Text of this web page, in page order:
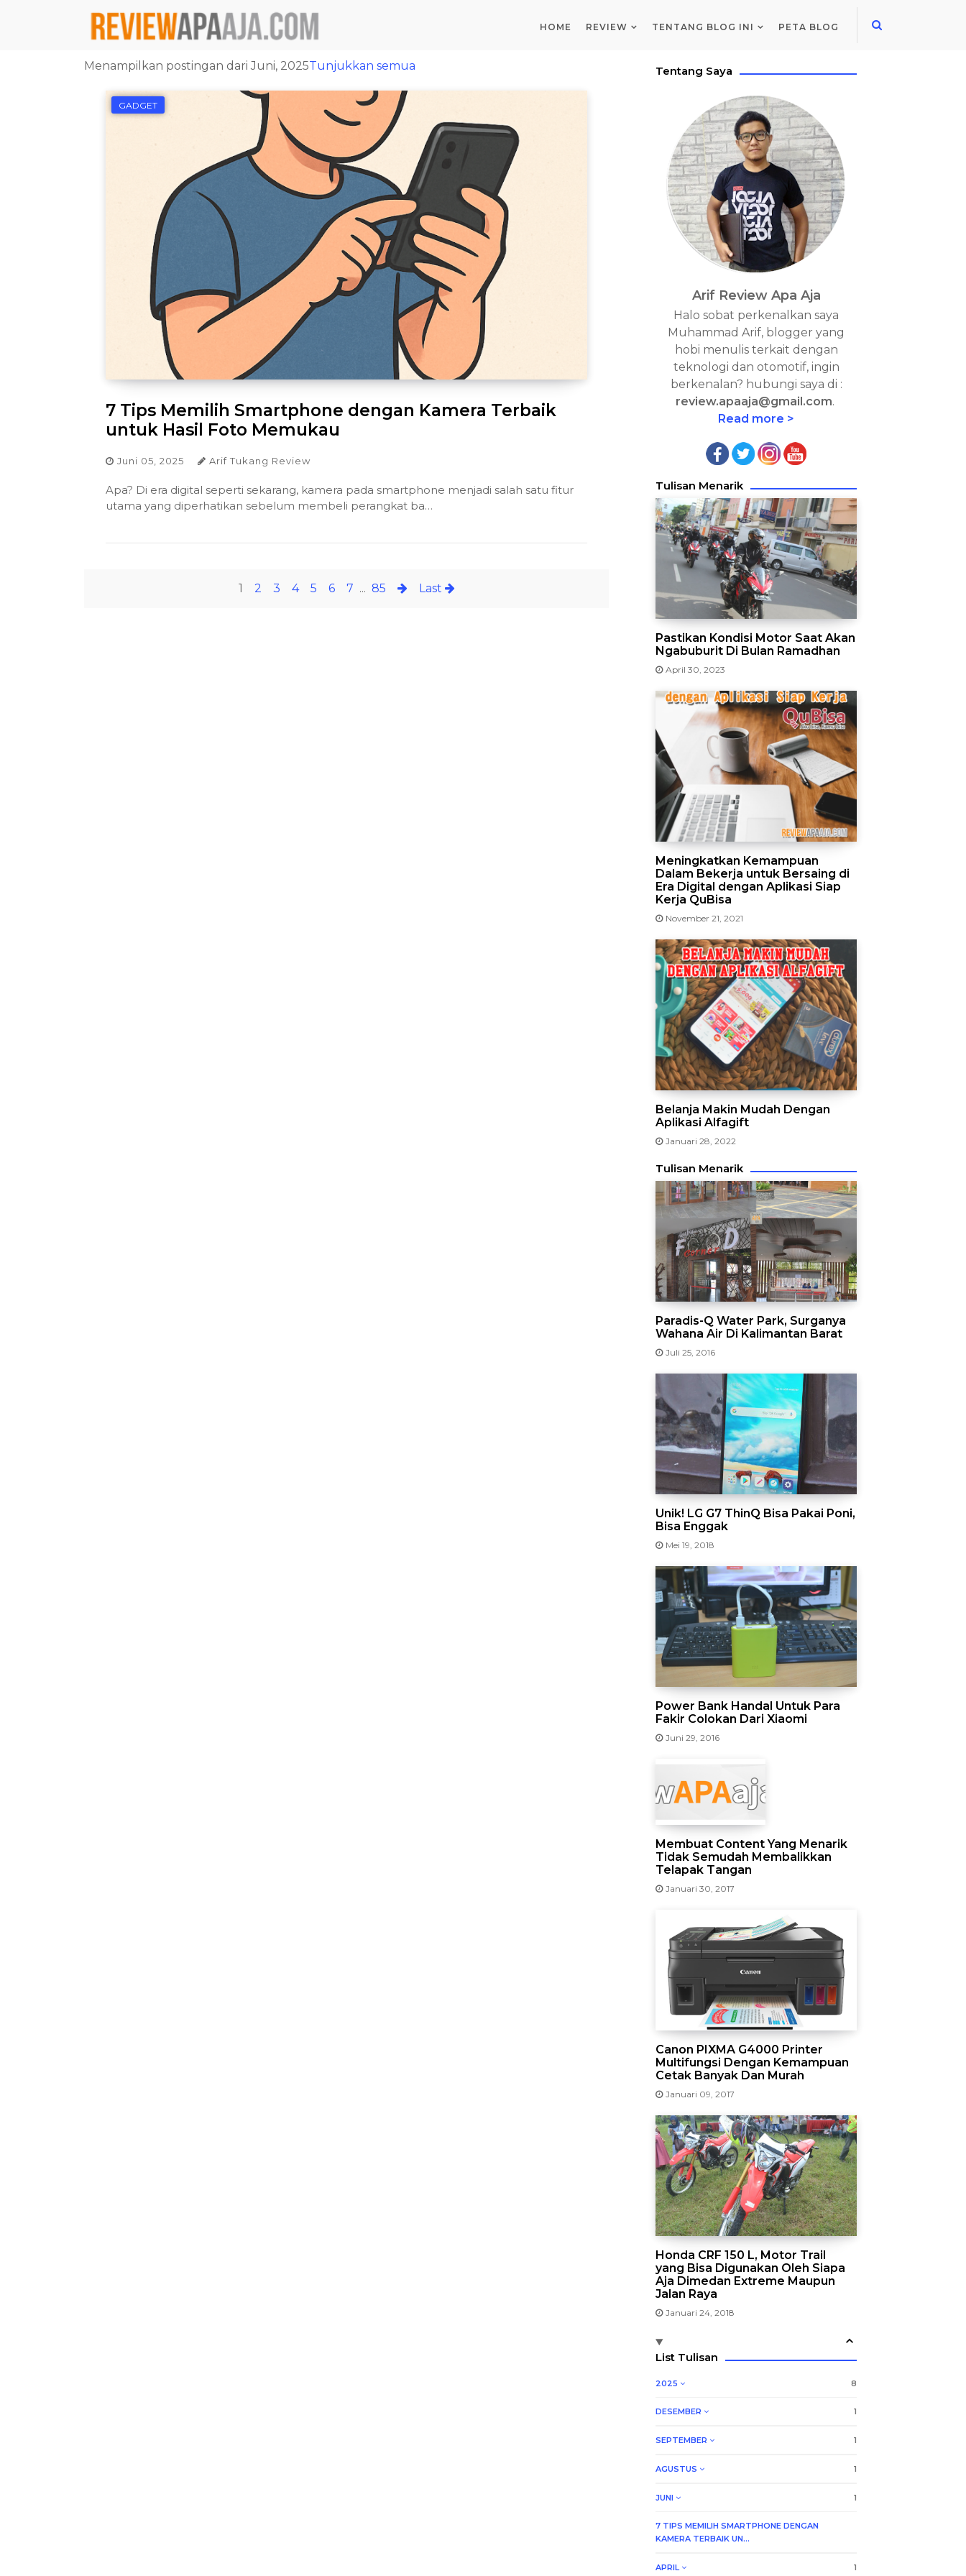
HOME REVIEW TENTANG BLOG INI PETA BLOG
Menampilkan postingan dari Juni, 2025Tunjukkan semua
GADGET
7 Tips Memilih Smartphone dengan Kamera Terbaik
untuk Hasil Foto Memukau
Juni 05, 2025 Arif Tukang Review
Apa? Di era digital seperti sekarang, kamera pada smartphone menjadi salah satu fitur
utama yang diperhatikan sebelum membeli perangkat ba…
1 2 3 4 5 6 7 ... 85 Last
Tentang Saya
Arif Review Apa Aja
Halo sobat perkenalkan saya
Muhammad Arif, blogger yang
hobi menulis terkait dengan
teknologi dan otomotif, ingin
berkenalan? hubungi saya di :
review.apaaja@gmail.com.
Read more >
Tulisan Menarik
Pastikan Kondisi Motor Saat Akan
Ngabuburit Di Bulan Ramadhan
April 30, 2023
Meningkatkan Kemampuan
Dalam Bekerja untuk Bersaing di
Era Digital dengan Aplikasi Siap
Kerja QuBisa
November 21, 2021
Belanja Makin Mudah Dengan
Aplikasi Alfagift
Januari 28, 2022
Tulisan Menarik
Paradis-Q Water Park, Surganya
Wahana Air Di Kalimantan Barat
Juli 25, 2016
Unik! LG G7 ThinQ Bisa Pakai Poni,
Bisa Enggak
Mei 19, 2018
Power Bank Handal Untuk Para
Fakir Colokan Dari Xiaomi
Juni 29, 2016
Membuat Content Yang Menarik
Tidak Semudah Membalikkan
Telapak Tangan
Januari 30, 2017
Canon PIXMA G4000 Printer
Multifungsi Dengan Kemampuan
Cetak Banyak Dan Murah
Januari 09, 2017
Honda CRF 150 L, Motor Trail
yang Bisa Digunakan Oleh Siapa
Aja Dimedan Extreme Maupun
Jalan Raya
Januari 24, 2018
List Tulisan
2025 8
DESEMBER 1
SEPTEMBER 1
AGUSTUS 1
JUNI 1
7 TIPS MEMILIH SMARTPHONE DENGAN
KAMERA TERBAIK UN...
APRIL 1